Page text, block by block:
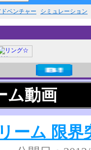
ドベンチャー シミュレーション
ム動画
ーム 限界